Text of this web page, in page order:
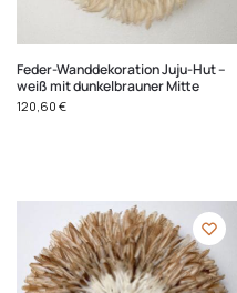
Feder-Wanddekoration Juju-Hut –
weiß mit dunkelbrauner Mitte
120,60 €